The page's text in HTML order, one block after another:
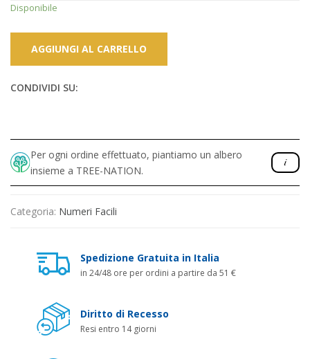
Disponibile
AGGIUNGI AL CARRELLO
CONDIVIDI SU:
Per ogni ordine effettuato, piantiamo un albero
insieme a TREE-NATION.
Categoria: Numeri Facili
Spedizione Gratuita in Italia
in 24/48 ore per ordini a partire da 51 €
Diritto di Recesso
Resi entro 14 giorni